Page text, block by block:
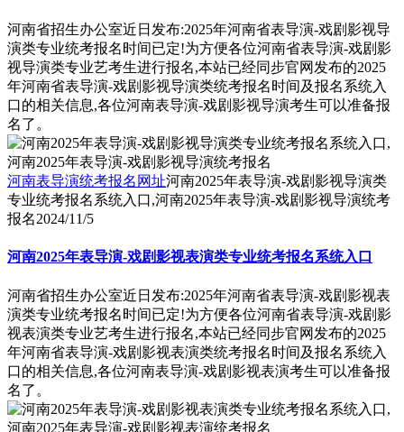
河南省招生办公室近日发布:2025年河南省表导演-戏剧影视导
演类专业统考报名时间已定!为方便各位河南省表导演-戏剧影
视导演类专业艺考生进行报名,本站已经同步官网发布的2025
年河南省表导演-戏剧影视导演类统考报名时间及报名系统入
口的相关信息,各位河南表导演-戏剧影视导演考生可以准备报
名了。
河南表导演统考报名网址河南2025年表导演-戏剧影视导演类
专业统考报名系统入口,河南2025年表导演-戏剧影视导演统考
报名2024/11/5
河南2025年表导演-戏剧影视表演类专业统考报名系统入口
河南省招生办公室近日发布:2025年河南省表导演-戏剧影视表
演类专业统考报名时间已定!为方便各位河南省表导演-戏剧影
视表演类专业艺考生进行报名,本站已经同步官网发布的2025
年河南省表导演-戏剧影视表演类统考报名时间及报名系统入
口的相关信息,各位河南表导演-戏剧影视表演考生可以准备报
名了。